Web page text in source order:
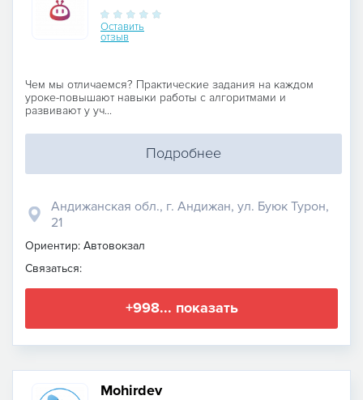
Оставить
отзыв
Чем мы отличаемся? Практические задания на каждом
уроке-повышают навыки работы с алгоритмами и
развивают у уч...
Подробнее
Андижанская обл., г. Андижан, ул. Буюк Турон,
21
Ориентир: Автовокзал
Связаться:
+998... показать
Mohirdev